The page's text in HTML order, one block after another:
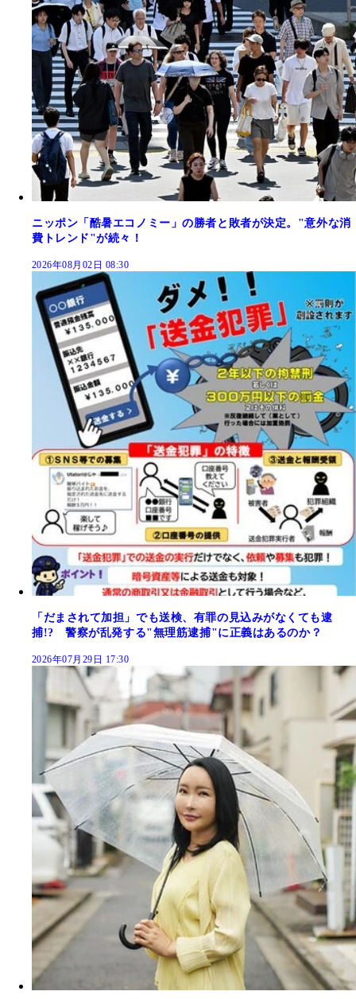
ニッポン「酷暑エコノミー」の勝者と敗者が決定。"意外な消
費トレンド"が続々！
2026年08月02日 08:30
「だまされて加担」でも送検、有罪の見込みがなくても逮
捕!? 警察が乱発する"無理筋逮捕"に正義はあるのか？
2026年07月29日 17:30